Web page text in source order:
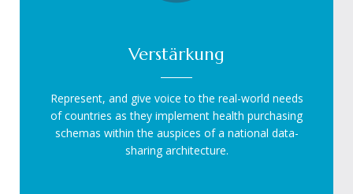
Verstärkung
Represent, and give voice to the real-world needs
of countries as they implement health purchasing
schemas within the auspices of a national data-
sharing architecture.